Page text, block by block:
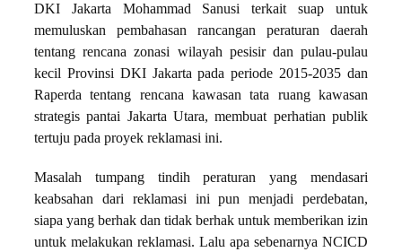
DKI Jakarta Mohammad Sanusi terkait suap untuk
memuluskan pembahasan rancangan peraturan daerah
tentang rencana zonasi wilayah pesisir dan pulau-pulau
kecil Provinsi DKI Jakarta pada periode 2015-2035 dan
Raperda tentang rencana kawasan tata ruang kawasan
strategis pantai Jakarta Utara, membuat perhatian publik
tertuju pada proyek reklamasi ini.
Masalah tumpang tindih peraturan yang mendasari
keabsahan dari reklamasi ini pun menjadi perdebatan,
siapa yang berhak dan tidak berhak untuk memberikan izin
untuk melakukan reklamasi. Lalu apa sebenarnya NCICD